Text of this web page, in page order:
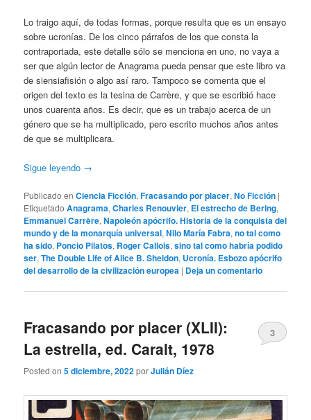
Lo traigo aquí, de todas formas, porque resulta que es un ensayo
sobre ucronías. De los cinco párrafos de los que consta la
contraportada, este detalle sólo se menciona en uno, no vaya a
ser que algún lector de Anagrama pueda pensar que este libro va
de siensiafisión o algo así raro. Tampoco se comenta que el
origen del texto es la tesina de Carrère, y que se escribió hace
unos cuarenta años. Es decir, que es un trabajo acerca de un
género que se ha multiplicado, pero escrito muchos años antes
de que se multiplicara.
Sigue leyendo →
Publicado en Ciencia Ficción,Fracasando por placer,No Ficción |
Etiquetado Anagrama,Charles Renouvier, El estrecho de Bering,
Emmanuel Carrère,Napoleón apócrifo. Historia de la conquista del
mundo y de la monarquía universal,Nilo María Fabra,no tal como
ha sido, Poncio Pilatos, Roger Callois,sino tal como habría podido
ser,The Double Life of Alice B. Sheldon, Ucronía. Esbozo apócrifo
del desarrollo de la civilización europea | Deja un comentario
Fracasando por placer (XLII):
La estrella, ed. Caralt, 1978
Posted on5 diciembre, 2022porJulián Díez
3